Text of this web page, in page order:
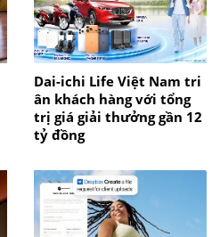
Dai-ichi Life Việt Nam tri
ân khách hàng với tổng
trị giá giải thưởng gần 12
tỷ đồng